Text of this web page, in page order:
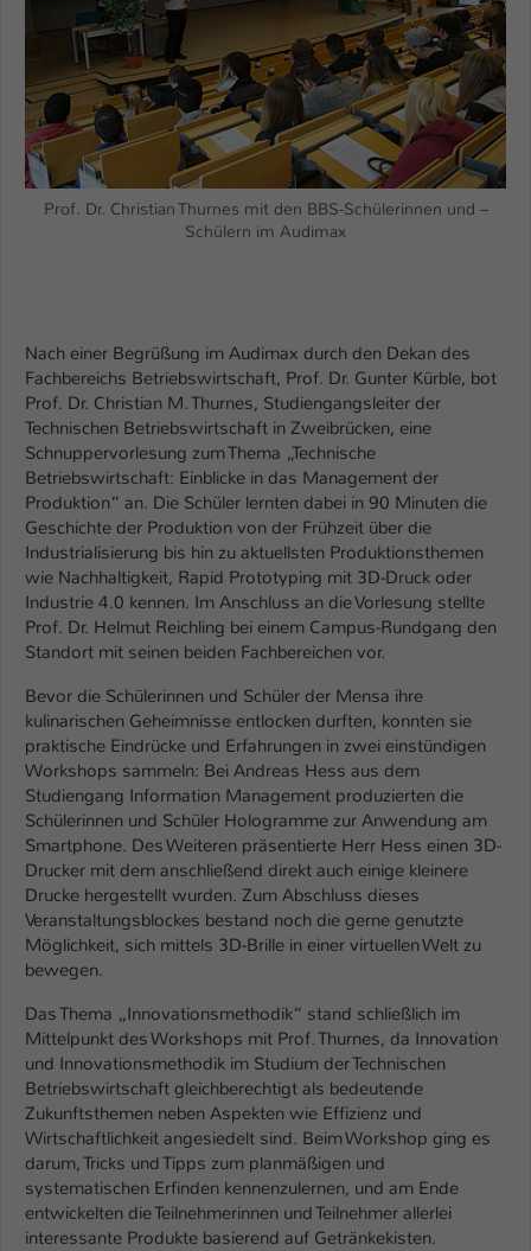
Prof. Dr. Christian Thurnes mit den BBS-Schülerinnen und –
Schülern im Audimax
Nach einer Begrüßung im Audimax durch den Dekan des
Fachbereichs Betriebswirtschaft, Prof. Dr. Gunter Kürble, bot
Prof. Dr. Christian M. Thurnes, Studiengangsleiter der
Technischen Betriebswirtschaft in Zweibrücken, eine
Schnuppervorlesung zum Thema „Technische
Betriebswirtschaft: Einblicke in das Management der
Produktion“ an. Die Schüler lernten dabei in 90 Minuten die
Geschichte der Produktion von der Frühzeit über die
Industrialisierung bis hin zu aktuellsten Produktionsthemen
wie Nachhaltigkeit, Rapid Prototyping mit 3D-Druck oder
Industrie 4.0 kennen. Im Anschluss an die Vorlesung stellte
Prof. Dr. Helmut Reichling bei einem Campus-Rundgang den
Standort mit seinen beiden Fachbereichen vor.
Bevor die Schülerinnen und Schüler der Mensa ihre
kulinarischen Geheimnisse entlocken durften, konnten sie
praktische Eindrücke und Erfahrungen in zwei einstündigen
Workshops sammeln: Bei Andreas Hess aus dem
Studiengang Information Management produzierten die
Schülerinnen und Schüler Hologramme zur Anwendung am
Smartphone. Des Weiteren präsentierte Herr Hess einen 3D-
Drucker mit dem anschließend direkt auch einige kleinere
Drucke hergestellt wurden. Zum Abschluss dieses
Veranstaltungsblockes bestand noch die gerne genutzte
Möglichkeit, sich mittels 3D-Brille in einer virtuellen Welt zu
bewegen.
Das Thema „Innovationsmethodik“ stand schließlich im
Mittelpunkt des Workshops mit Prof. Thurnes, da Innovation
und Innovationsmethodik im Studium der Technischen
Betriebswirtschaft gleichberechtigt als bedeutende
Zukunftsthemen neben Aspekten wie Effizienz und
Wirtschaftlichkeit angesiedelt sind. Beim Workshop ging es
darum, Tricks und Tipps zum planmäßigen und
systematischen Erfinden kennenzulernen, und am Ende
entwickelten die Teilnehmerinnen und Teilnehmer allerlei
interessante Produkte basierend auf Getränkekisten.
Zweck
Einstellungen. Unter anderem eine zufällig
generierte ID, für die historische
Speicherung Ihrer vorgenommen
Einstellungen, falls der Webseiten-
Betreiber dies eingestellt hat.
Name fe_typo_user / PHPSESSID
TYPO3
Zweck
Cookie von TYPO3. Es speichert im Fall
eines Intranet-Logins die Session-ID. So
kann der eingeloggte Benutzer
wiedererkannt werden und es wird ihm
Zugang zu geschützten Bereichen
gewährt.
Name be_typo_user
Anbieter TYPO3
Zweck
Dieser Cookie teilt der Webseite mit, ob
ein Besucher im Typo3-Backend
angemeldet ist und Rechte besitzt diese
zu verwalten.